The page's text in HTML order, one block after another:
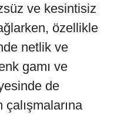
ve kesintisiz
özellikle
netlik ve
gamı ve
de